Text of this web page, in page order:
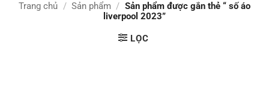
Trang chủ / Sản phẩm / Sản phẩm được gắn thẻ “ số áo
liverpool 2023”
LỌC